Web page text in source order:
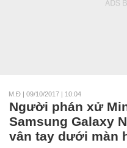
M.Đ | 09/10/2017 | 10:04
Người phán xử
Samsung Galaxy
vân tay dưới màn